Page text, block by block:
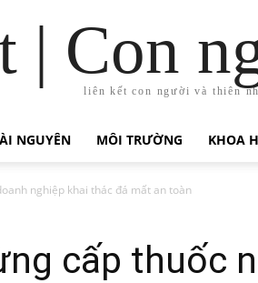
| Con
liên kết con người và thiên
NGUYÊN MÔI TRƯỜNG KHOA
nghiệp khai thác đá mất an toàn
cấp thuốc